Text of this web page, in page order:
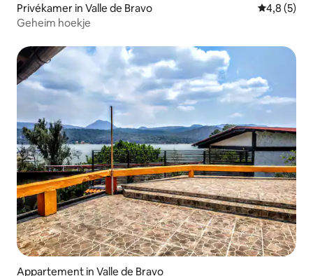
Privékamer in Valle de Bravo
4,8 (5)
Geheim hoekje
Appartement in Valle de Bravo